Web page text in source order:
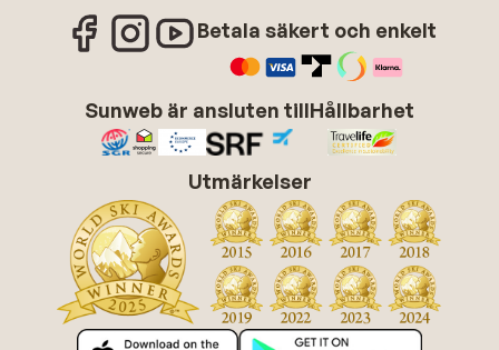
Betala säkert och enkelt
Sunweb är ansluten tillHållbarhet
Utmärkelser